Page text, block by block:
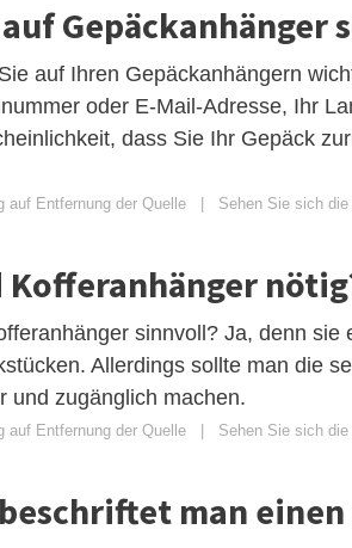
auf Gepäckanhänger
auf Ihren Gepäckanhängern
oder E-Mail-Adresse, Ihr
dass Sie Ihr Gepäck
auf Entfernung der Quelle | Sehen Sie sich
Kofferanhänger
sinnvoll? Ja, denn
Allerdings sollte man die
und zugänglich machen.
auf Entfernung der Quelle | Sehen Sie sich
man